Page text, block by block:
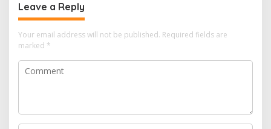
Leave a Reply
Your email address will not be published. Required fields are
marked *